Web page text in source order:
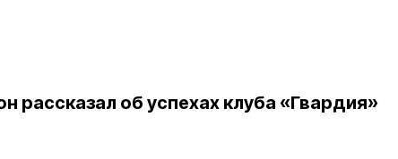
рассказал об успехах клуба «Гвардия»